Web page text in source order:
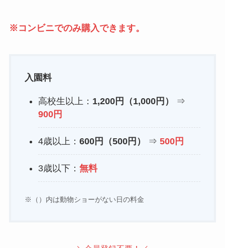
※コンビニでのみ購入できます。
入園料
高校生以上： 1,200円（1,000円）
⇒
900円
4歳以上： 600円（500円） ⇒ 500円
3歳以下： 無料
※（）内は動物ショーがない日の料金